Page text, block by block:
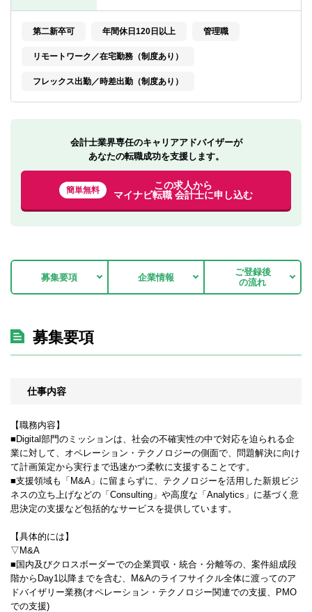
業界情報
求人情報
第二新卒可 年間休日120日以上 管理職
リモートワーク／在宅勤務（制度あり）
フレックス出勤／時差出勤（制度あり）
会計士業界専任のキャリアアドバイザーが
あなたの転職成功を支援します。
簡単無料
この求人から
マイナビ転職 会計士に申し込む
募集要項 企業情報
ご登録後
の流れ
募集要項
仕事内容
【職務内容】
■Digital部門のミッションは、社会の不確実性の中で対応を迫られる企
業に対して、オペレーション・テクノロジーの側面で、問題解決に向け
て計画策定から実行まで迅速かつ柔軟に支援することです。
■支援領域も「M&A」に留まらずに、テクノロジーを活用した新規ビジ
ネスの立ち上げなどの「Consulting」や高度な「Analytics」に基づく意
思決定の支援など包括的なサービスを提供しています。
【具体的には】
▽M&A
■国内及びクロスボーダーでの企業買収・統合・分離等の、案件組成段
階からDay1以降までを含む、M&Aのライフサイクル全体に渡ってのア
ドバイザリー業務(オペレーション・テクノロジー関連での支援、PMO
での支援)